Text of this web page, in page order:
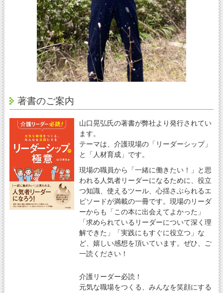
著書のご案内
山口晃弘氏の著書が弊社より発行されてい
ます。
テーマは、介護現場の「リーダーシップ」
と「人材育成」です。
現場の職員から「一緒に働きたい！」と思
われる人気者リーダーになるために、役立
つ知識、使えるツール、心揺さぶられるエ
ピソードが満載の一冊です。現場のリーダ
ーからも「この本に出会えてよかった」
「求められているリーダーについて深く理
解できた」「実践にもすぐに役立つ」な
ど、嬉しい感想を頂いています。ぜひ、ご
一読ください！
介護リーダー必読！
元気な職場をつくる、みんなを笑顔にする